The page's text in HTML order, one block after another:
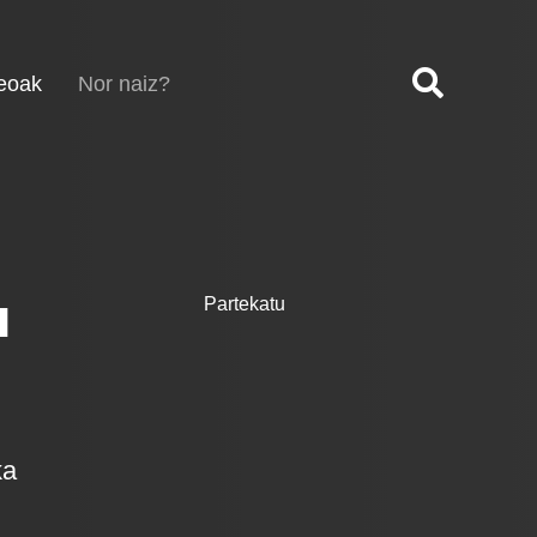
(current)
Nor naiz?
Partekatu